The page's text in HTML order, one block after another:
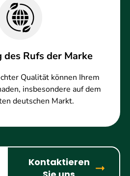
des Rufs der Marke
Qualität können Ihrem
insbesondere auf dem
deutschen Markt.
Kontaktieren